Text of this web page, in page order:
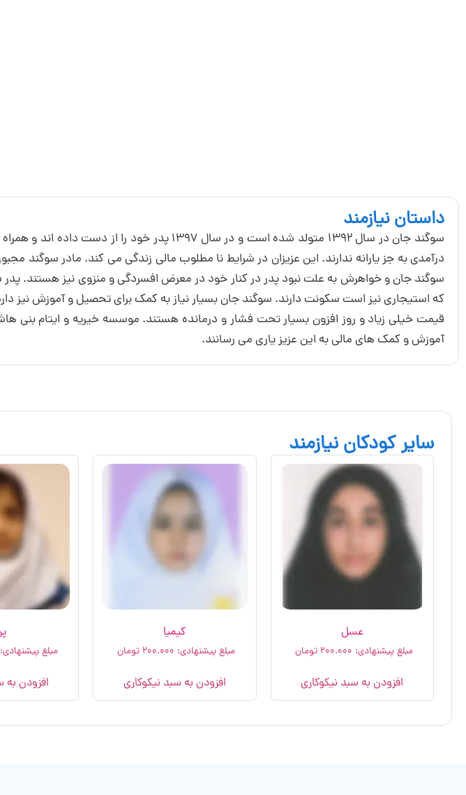
داستان نیازمند
سوگند جان در سال 1392 متولد شده است و در سال
درآمدی به جز یارانه ندارند. این عزیزان در شرایط نا مطلوب مالی زندگی می کند. مادر سوگند
سوگند جان و خواهرش به علت نبود پدر در کنار خود در معرض افسردگی و منزوی نیز هستند.
که استیجاری نیز است سکونت دارند. سوگند جان بسیار نیاز به کمک برای تحصیل و آموزش نیز
قیمت خیلی زیاد و روز افزون بسیار تحت فشار و درمانده هستند. موسسه خیریه و ایتام بنی
آموزش و کمک های مالی به این عزیز یاری می رسانند.
سایر کودکان نیازمند
عسل
مبلغ پیشنهادی: ۲۰۰.۰۰۰ تومان
افزودن به سبد نیکوکاری
کیمیا
مبلغ پیشنهادی: ۲۰۰.۰۰۰ تومان
افزودن به سبد نیکوکاری
مبلغ پیشنهادی:
افزودن به